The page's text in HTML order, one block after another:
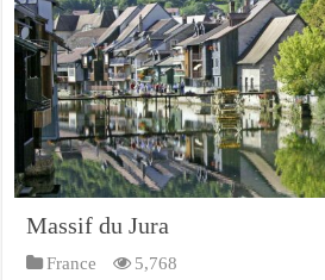
Massif du Jura
France 5,768